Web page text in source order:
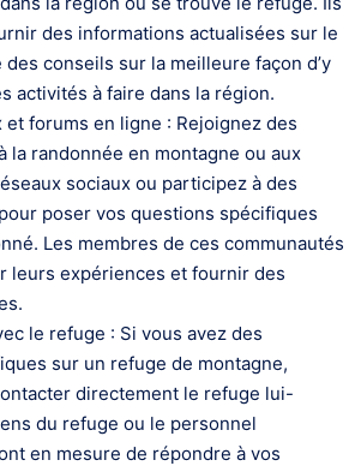
des informations actualisées sur le
conseils sur la meilleure façon d’y
activités à faire dans la région.
et forums en ligne : Rejoignez des
la randonnée en montagne ou aux
sociaux ou participez à des
poser vos questions spécifiques
Les membres de ces communautés
leurs expériences et fournir des
le refuge : Si vous avez des
sur un refuge de montagne,
directement le refuge lui-
du refuge ou le personnel
en mesure de répondre à vos